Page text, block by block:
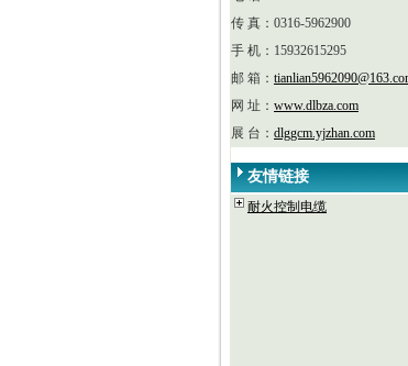
传 真：0316-5962900
手 机：15932615295
邮 箱：
网 址： www.dlbza.com
展 台： dlggcm.yjzhan.com
友情链接
耐火控制电缆